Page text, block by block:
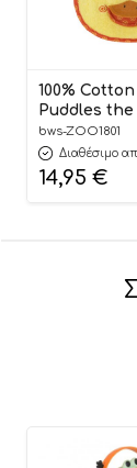
100%
Puddles the
Zoocchini
bws-ZOO1801
Διαθέσιμο
14,95 €